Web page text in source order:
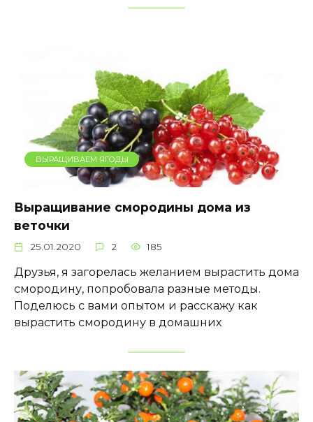
ВЫРАЩИВАЕМ ЯГОДЫ
Выращивание смородины дома из
веточки
25.01.2020 2 185
Друзья, я загорелась желанием вырастить дома
смородину, попробовала разные методы.
Поделюсь с вами опытом и расскажу как
вырастить смородину в домашних